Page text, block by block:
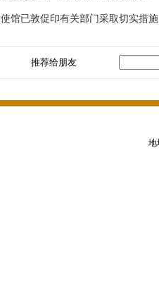
已敦促印有关部门采取切实措施
推荐给朋友
地